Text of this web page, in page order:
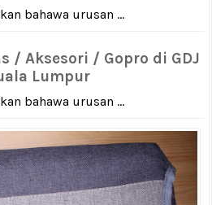
bahawa urusan ...
/ Aksesori / Gopro di GDJ
Lumpur
bahawa urusan ...